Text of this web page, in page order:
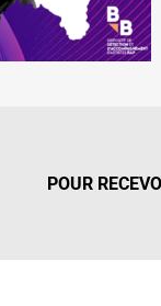
POUR